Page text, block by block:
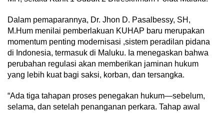
Dalam pemaparannya, Dr. Jhon D. Pasalbessy, SH,
M.Hum menilai pemberlakuan KUHAP baru merupakan
momentum penting modernisasi ,sistem peradilan pidana
di Indonesia, termasuk di Maluku. Ia menegaskan bahwa
perubahan regulasi akan memberikan jaminan hukum
yang lebih kuat bagi saksi, korban, dan tersangka.
“Ada tiga tahapan proses penegakan hukum—sebelum,
selama, dan setelah penanganan perkara. Tahap awal